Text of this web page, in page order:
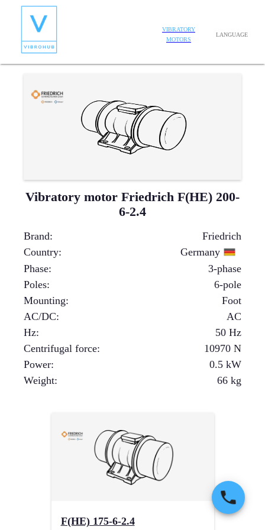
VIBRATORY
MOTORS
LANGUAGE
Vibratory motor Friedrich F(HE) 200-
6-2.4
Brand:
Friedrich
Country:
Germany
Phase:
3-phase
Poles:
6-pole
Mounting:
Foot
AC/DC:
AC
Hz:
50 Hz
Centrifugal force: 10970 N
Power: 0.5 kW
Weight: 66 kg
F(HE) 175-6-2.4